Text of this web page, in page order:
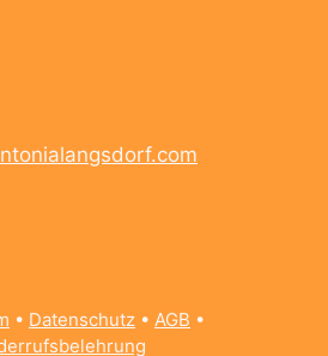
• Datenschutz • AGB •